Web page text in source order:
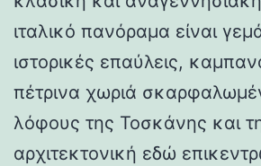
ιταλικό πανόραμα είναι
ιστορικές επαύλεις,
πέτρινα χωριά
λόφους της Τοσκάνης και
αρχιτεκτονική εδώ